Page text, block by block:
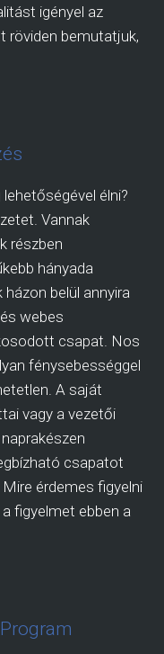
igényel az
röviden bemutatjuk,
élni?
Vannak
részben
hányada
belül annyira
webes
csapat. Nos
fénysebességgel
A saját
vagy a vezetői
csapatot
érdemes figyelni
figyelmet ebben a